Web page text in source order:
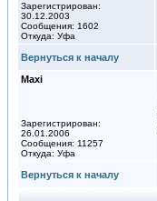
Зарегистрирован:
30.12.2003
Сообщения: 1602
Откуда: Уфа
Вернуться к началу
Maxi
Зарегистрирован:
26.01.2006
Сообщения: 11257
Откуда: Уфа
Вернуться к началу